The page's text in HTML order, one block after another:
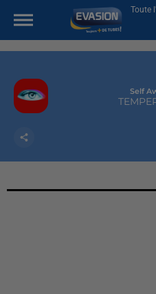
Toute
Self